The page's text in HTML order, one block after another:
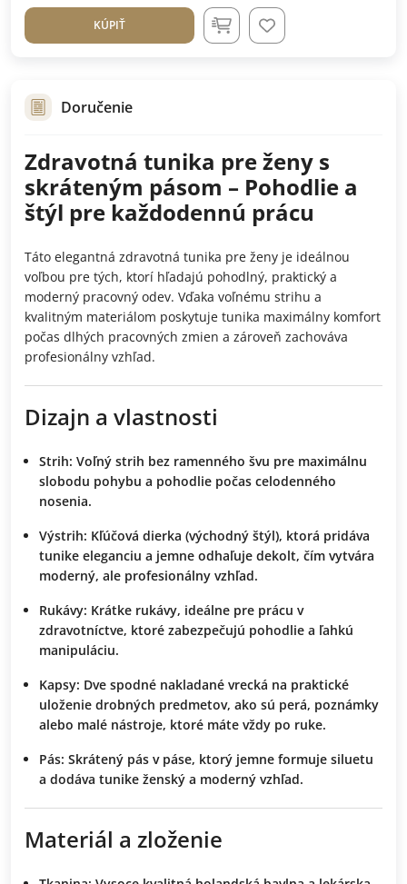
KÚPIŤ
Doručenie
Zdravotná tunika pre ženy s
skráteným pásom – Pohodlie a
štýl pre každodennú prácu
Táto elegantná zdravotná tunika pre ženy je ideálnou
voľbou pre tých, ktorí hľadajú pohodlný, praktický a
moderný pracovný odev. Vďaka voľnému strihu a
kvalitným materiálom poskytuje tunika maximálny komfort
počas dlhých pracovných zmien a zároveň zachováva
profesionálny vzhľad.
Dizajn a vlastnosti
Strih: Voľný strih bez ramenného švu pre maximálnu
slobodu pohybu a pohodlie počas celodenného
nosenia.
Výstrih: Kľúčová dierka (východný štýl), ktorá pridáva
tunike eleganciu a jemne odhaľuje dekolt, čím vytvára
moderný, ale profesionálny vzhľad.
Rukávy: Krátke rukávy, ideálne pre prácu v
zdravotníctve, ktoré zabezpečujú pohodlie a ľahkú
manipuláciu.
Kapsy: Dve spodné nakladané vrecká na praktické
uloženie drobných predmetov, ako sú perá, poznámky
alebo malé nástroje, ktoré máte vždy po ruke.
Pás: Skrátený pás v páse, ktorý jemne formuje siluetu
a dodáva tunike ženský a moderný vzhľad.
Materiál a zloženie